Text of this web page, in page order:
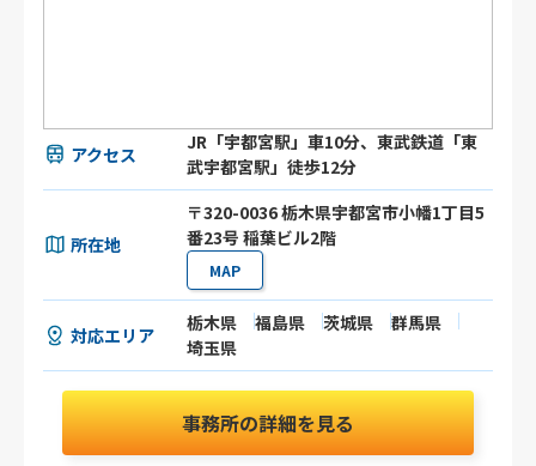
アクセス
JR「宇都宮駅」車10分、東武鉄道「東
武宇都宮駅」徒歩12分
所在地
〒320-0036 栃木県宇都宮市小幡1丁目5
番23号 稲葉ビル2階
MAP
対応エリア
栃木県 福島県 茨城県
群馬県
埼玉県
事務所の詳細を見る